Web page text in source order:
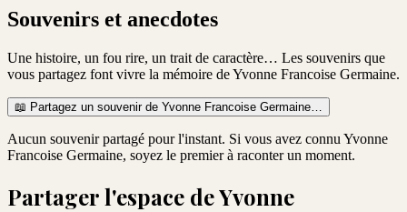
Souvenirs et anecdotes
Une histoire, un fou rire, un trait de caractère… Les souvenirs que
vous partagez font vivre la mémoire deYvonne Francoise Germaine.
📖 Partagez un souvenir de Yvonne Francoise Germaine…
Aucun souvenir partagé pour l'instant. Si vous avez connu Yvonne
Francoise Germaine, soyez le premier à raconter un moment.
Partager l'espace deYvonne